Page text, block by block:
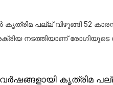
കൃത്രിമ പല്ല് വിഴുങ്ങി 52
നടത്തിയാണ്
കൃത്രിമ